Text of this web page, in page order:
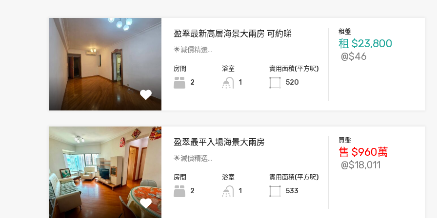
盈翠最新高層海景大兩房 可約睇
🌟減價精選…
房間
2
浴室
1
實用面積(平方呎)
520
租盤
租 $23,800
@$46
盈翠最平入場海景大兩房
🌟減價精選…
房間
2
浴室
1
實用面積(平方呎)
533
買盤
售 $960萬
@$18,011